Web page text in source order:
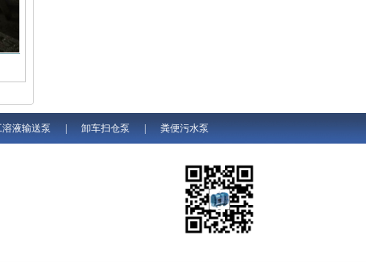
溶液输送泵 卸车扫仓泵 粪便污水泵